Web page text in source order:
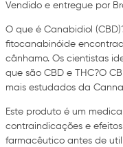
Vendido e entregue por
O que é Canabidiol
fitocanabinóide
cânhamo. Os cientistas
que são CBD e THC?O
mais estudados da
Este produto é um
contraindicações e
farmacêutico antes de